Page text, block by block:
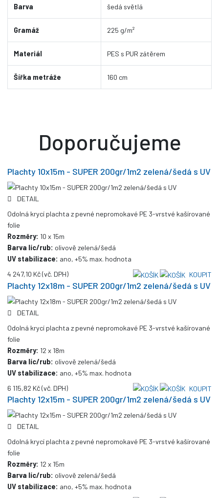
Barva šedá světlá
Gramáž 225 g/m²
Materiál PES s PUR zátěrem
Šířka metráže 160 cm
Doporučujeme
Plachty 10x15m - SUPER 200gr/1m2 zelená/šedá s UV
DETAIL
Odolná krycí plachta z pevné nepromokavé PE 3-vrstvé kašírované
folie
Rozměry: 10 x 15m
Barva líc/rub: olivově zelená/šedá
UV stabilizace: ano, +5% max. hodnota
4 247,10 Kč(vč. DPH) KOUPIT
Plachty 12x18m - SUPER 200gr/1m2 zelená/šedá s UV
DETAIL
Odolná krycí plachta z pevné nepromokavé PE 3-vrstvé kašírované
folie
Rozměry: 12 x 18m
Barva líc/rub: olivově zelená/šedá
UV stabilizace: ano, +5% max. hodnota
6 115,82 Kč(vč. DPH) KOUPIT
Plachty 12x15m - SUPER 200gr/1m2 zelená/šedá s UV
DETAIL
Odolná krycí plachta z pevné nepromokavé PE 3-vrstvé kašírované
folie
Rozměry: 12 x 15m
Barva líc/rub: olivově zelená/šedá
UV stabilizace: ano, +5% max. hodnota